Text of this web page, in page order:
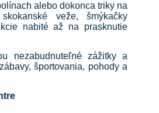
alebo dokonca triky na
veže, šmýkačky
nabité až na prasknutie
nezabudnuteľné zážitky a
športovania, pohody a